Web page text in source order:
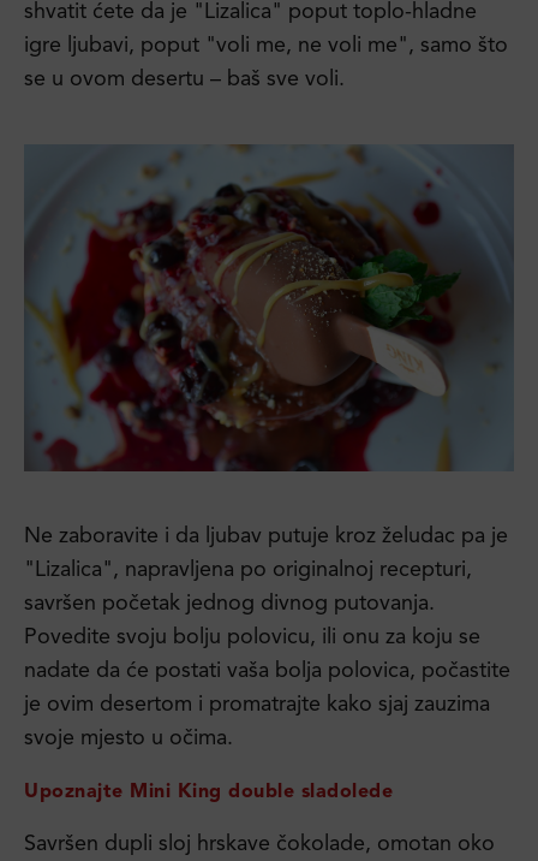
shvatit ćete da je "Lizalica" poput toplo-hladne
igre ljubavi, poput "voli me, ne voli me", samo što
se u ovom desertu – baš sve voli.
Ne zaboravite i da ljubav putuje kroz želudac pa je
"Lizalica", napravljena po originalnoj recepturi,
savršen početak jednog divnog putovanja.
Povedite svoju bolju polovicu, ili onu za koju se
nadate da će postati vaša bolja polovica, počastite
je ovim desertom i promatrajte kako sjaj zauzima
svoje mjesto u očima.
Upoznajte Mini King double sladolede
Savršen dupli sloj hrskave čokolade, omotan oko